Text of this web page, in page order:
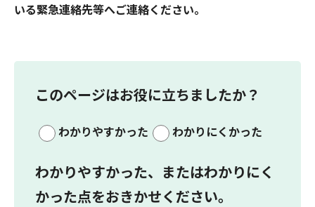
いる緊急連絡先等へご連絡ください。
このページはお役に立ちましたか？
わかりやすかった わかりにくかった
わかりやすかった、またはわかりにく
かった点をおきかせください。